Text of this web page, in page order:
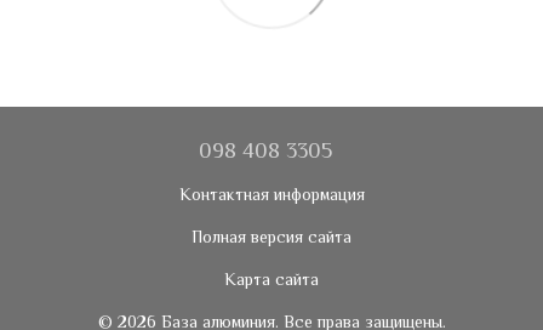
098 408 3305
Контактная информация
Полная версия сайта
Карта сайта
© 2026 База алюминия. Все права защищены.